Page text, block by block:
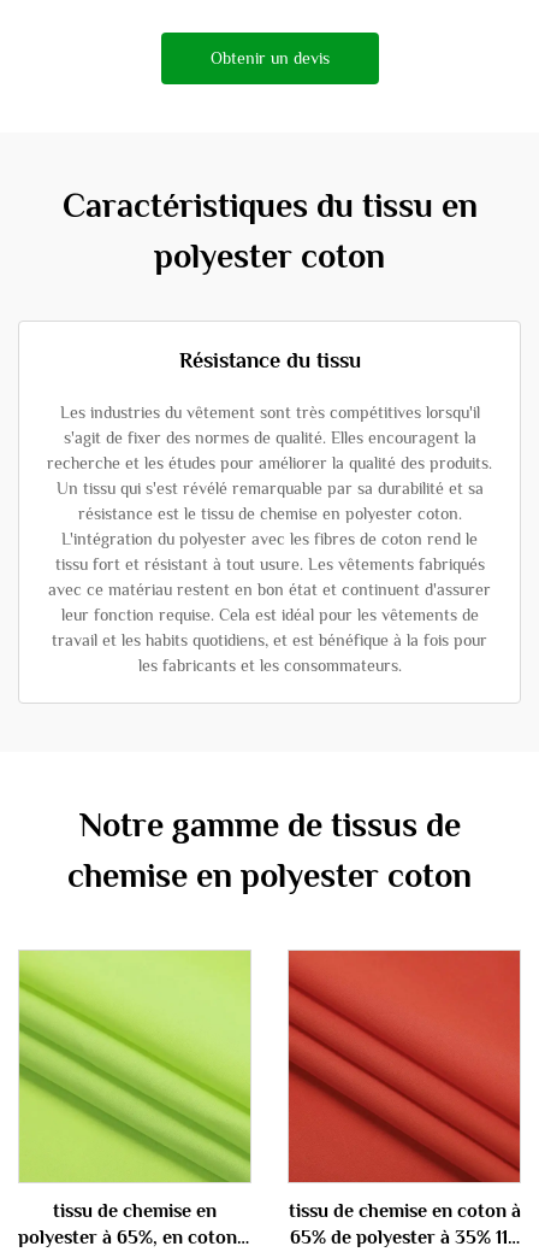
Obtenir un devis
Caractéristiques du tissu en
polyester coton
Résistance du tissu
Les industries du vêtement sont très compétitives lorsqu'il
s'agit de fixer des normes de qualité. Elles encouragent la
recherche et les études pour améliorer la qualité des produits.
Un tissu qui s'est révélé remarquable par sa durabilité et sa
résistance est le tissu de chemise en polyester coton.
L'intégration du polyester avec les fibres de coton rend le
tissu fort et résistant à tout usure. Les vêtements fabriqués
avec ce matériau restent en bon état et continuent d'assurer
leur fonction requise. Cela est idéal pour les vêtements de
travail et les habits quotidiens, et est bénéfique à la fois pour
les fabricants et les consommateurs.
Notre gamme de tissus de
chemise en polyester coton
tissu de chemise en
polyester à 65%, en coton à
tissu de chemise en coton à
65% de polyester à 35% 110